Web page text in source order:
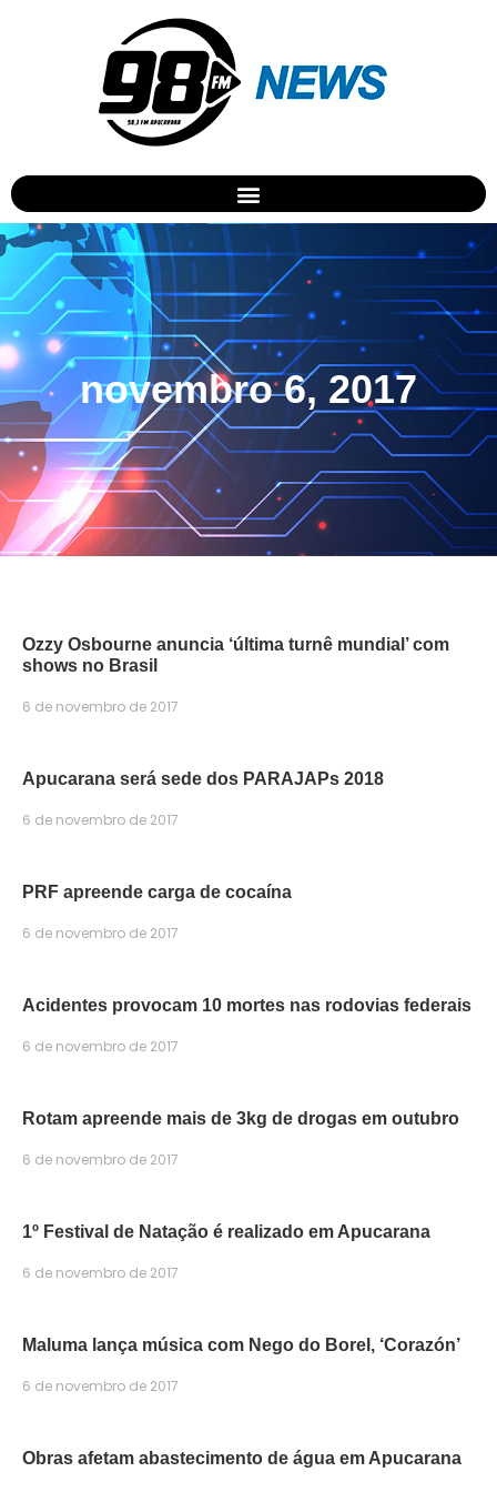
novembro 6, 2017
Ozzy Osbourne anuncia ‘última turnê mundial’ com
shows no Brasil
6 de novembro de 2017
Apucarana será sede dos PARAJAPs 2018
6 de novembro de 2017
PRF apreende carga de cocaína
6 de novembro de 2017
Acidentes provocam 10 mortes nas rodovias federais
6 de novembro de 2017
Rotam apreende mais de 3kg de drogas em outubro
6 de novembro de 2017
1º Festival de Natação é realizado em Apucarana
6 de novembro de 2017
Maluma lança música com Nego do Borel, ‘Corazón’
6 de novembro de 2017
Obras afetam abastecimento de água em Apucarana